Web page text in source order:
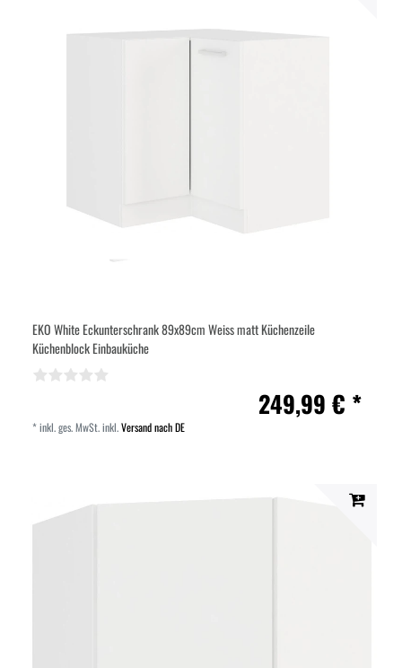
EKO White Eckunterschrank 89x89cm Weiss matt Küchenzeile
Küchenblock Einbauküche
249,99 € *
*inkl. ges. MwSt.inkl.Versand nach DE